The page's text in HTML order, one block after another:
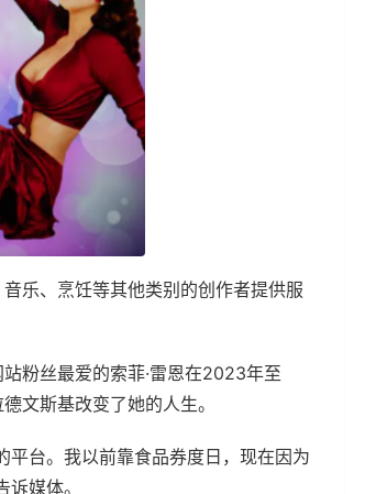
乐、烹饪等其他类别的创作者提供服
粉丝最爱的索菲·雷恩在2023年至
文斯基改变了她的人生。
平台。我以前靠食品券度日，现在因为
媒体。